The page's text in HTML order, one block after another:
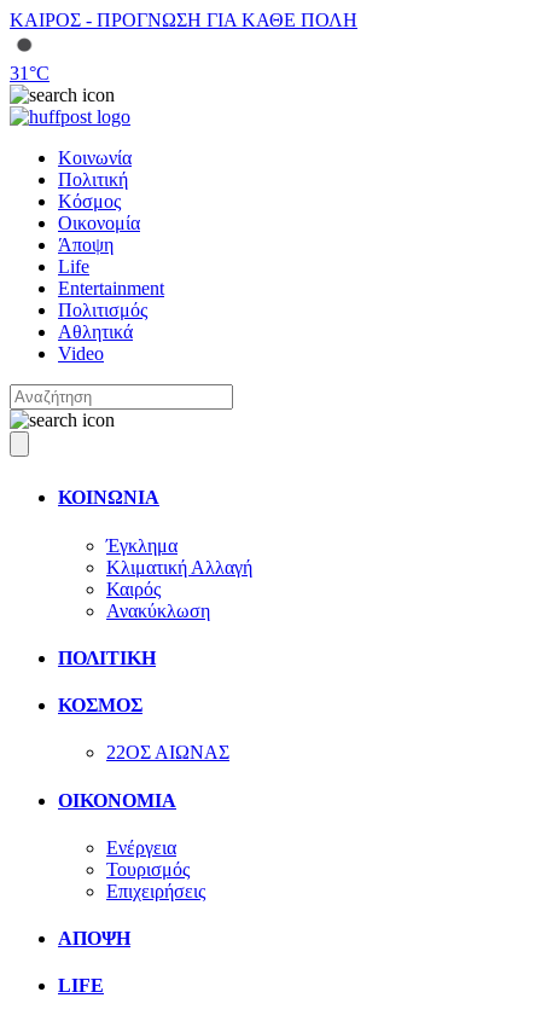
ΚΑΙΡΟΣ - ΠΡΟΓΝΩΣΗ ΓΙΑ ΚΑΘΕ ΠΟΛΗ
31°C
Κοινωνία
Πολιτική
Κόσμος
Οικονομία
Άποψη
Life
Entertainment
Πολιτισμός
Αθλητικά
Video
ΚΟΙΝΩΝΙΑ
Έγκλημα
Κλιματική Αλλαγή
Καιρός
Ανακύκλωση
ΠΟΛΙΤΙΚΗ
ΚΟΣΜΟΣ
22ΟΣ ΑΙΩΝΑΣ
ΟΙΚΟΝΟΜΙΑ
Ενέργεια
Τουρισμός
Επιχειρήσεις
ΑΠΟΨΗ
LIFE